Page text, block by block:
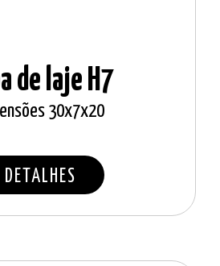
de laje H7
30x7x20
DETALHES